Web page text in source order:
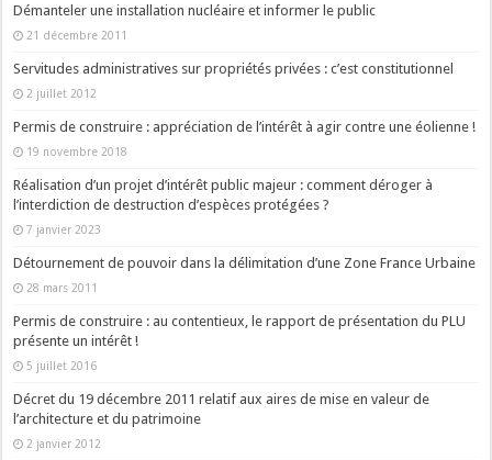
Démanteler une installation nucléaire et informer le public
21 décembre 2011
Servitudes administratives sur propriétés privées : c’est constitutionnel
2 juillet 2012
Permis de construire : appréciation de l’intérêt à agir contre une éolienne !
19 novembre 2018
Réalisation d’un projet d’intérêt public majeur : comment déroger à
l’interdiction de destruction d’espèces protégées ?
7 janvier 2023
Détournement de pouvoir dans la délimitation d’une Zone France Urbaine
28 mars 2011
Permis de construire : au contentieux, le rapport de présentation du PLU
présente un intérêt !
5 juillet 2016
Décret du 19 décembre 2011 relatif aux aires de mise en valeur de
l’architecture et du patrimoine
2 janvier 2012